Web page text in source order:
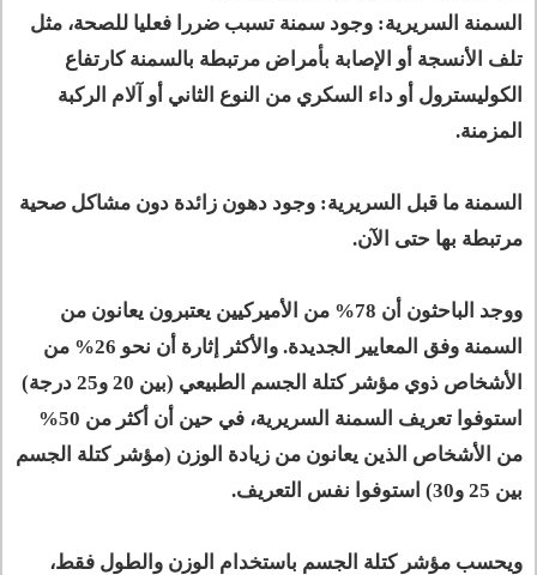
السمنة السريرية: وجود سمنة تسبب ضررا فعليا للصحة، مثل
تلف الأنسجة أو الإصابة بأمراض مرتبطة بالسمنة كارتفاع
الكوليسترول أو داء السكري من النوع الثاني أو آلام الركبة
المزمنة.
السمنة ما قبل السريرية: وجود دهون زائدة دون مشاكل صحية
مرتبطة بها حتى الآن.
ووجد الباحثون أن 78% من الأميركيين يعتبرون يعانون من
السمنة وفق المعايير الجديدة. والأكثر إثارة أن نحو 26% من
الأشخاص ذوي مؤشر كتلة الجسم الطبيعي (بين 20 و25 درجة)
استوفوا تعريف السمنة السريرية، في حين أن أكثر من 50%
من الأشخاص الذين يعانون من زيادة الوزن (مؤشر كتلة الجسم
بين 25 و30) استوفوا نفس التعريف.
ويحسب مؤشر كتلة الجسم باستخدام الوزن والطول فقط،